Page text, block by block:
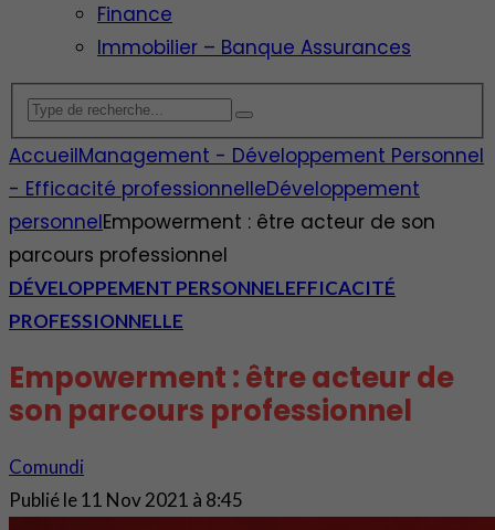
Finance
Immobilier – Banque Assurances
AccueilManagement - Développement Personnel
- Efficacité professionnelleDéveloppement
personnelEmpowerment : être acteur de son
parcours professionnel
DÉVELOPPEMENT PERSONNELEFFICACITÉ
PROFESSIONNELLE
Empowerment : être acteur de
son parcours professionnel
Comundi
Publié le11 Nov 2021 à 8:45